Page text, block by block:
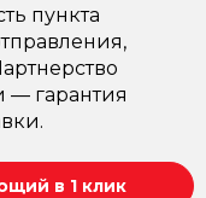
пункта
— гарантия
в 1 клик